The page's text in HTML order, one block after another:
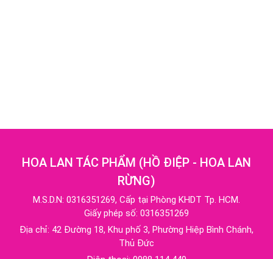
HOA LAN TÁC PHẨM (HỒ ĐIỆP - HOA LAN
RỪNG)
M.S.D.N: 0316351269, Cấp tại Phòng KHDT Tp. HCM.
Giấy phép số: 0316351269
Địa chỉ: 42 Đường 18, Khu phố 3, Phường Hiệp Bình Chánh,
Thủ Đức